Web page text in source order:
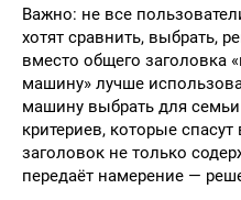
Важно: не все
хотят сравнить, выбрать,
вместо общего заголовка
машину» лучше
машину выбрать для
критериев, которые
заголовок не только
передаёт намерение —